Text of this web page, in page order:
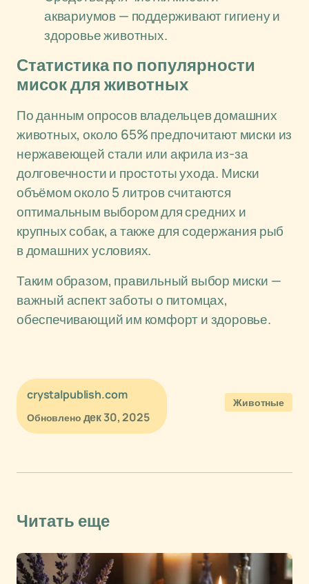
аквариумов — поддерживают гигиену и
здоровье животных.
Статистика по популярности
мисок для животных
По данным опросов владельцев домашних
животных, около 65% предпочитают миски из
нержавеющей стали или акрила из-за
долговечности и простоты ухода. Миски
объёмом около 5 литров считаются
оптимальным выбором для средних и
крупных собак, а также для содержания рыб
в домашних условиях.
Таким образом, правильный выбор миски —
важный аспект заботы о питомцах,
обеспечивающий им комфорт и здоровье.
crystalpublish.com
Обновлено дек 30, 2025
Животные
Читать еще